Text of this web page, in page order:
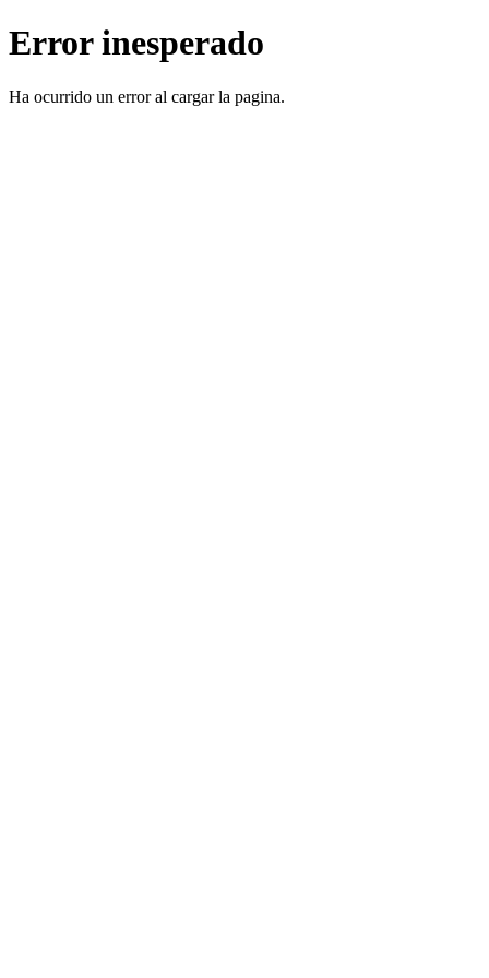
Error inesperado
Ha ocurrido un error al cargar la pagina.